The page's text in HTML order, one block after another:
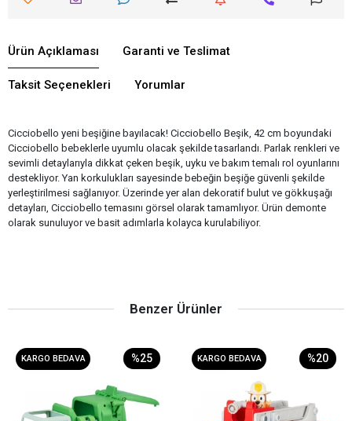
Ürün Açıklaması Garanti ve Teslimat
Taksit Seçenekleri Yorumlar
Cicciobello yeni beşiğine bayılacak! Cicciobello Beşik, 42 cm boyundaki
Cicciobello bebeklerle uyumlu olacak şekilde tasarlandı. Parlak renkleri ve
sevimli detaylarıyla dikkat çeken beşik, uyku ve bakım temalı rol oyunlarını
destekliyor. Yan korkulukları sayesinde bebeğin beşiğe güvenli şekilde
yerleştirilmesi sağlanıyor. Üzerinde yer alan dekoratif bulut ve gökkuşağı
detayları, Cicciobello temasını görsel olarak tamamlıyor. Ürün demonte
olarak sunuluyor ve basit adımlarla kolayca kurulabiliyor.
Benzer Ürünler
KARGO BEDAVA %25 KARGO BEDAVA %20